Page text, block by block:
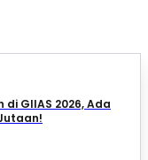
di GIIAS 2026, Ada